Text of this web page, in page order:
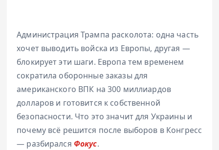
Администрация Трампа расколота: одна часть
хочет выводить войска из Европы, другая —
блокирует эти шаги. Европа тем временем
сократила оборонные заказы для
американского ВПК на 300 миллиардов
долларов и готовится к собственной
безопасности. Что это значит для Украины и
почему всё решится после выборов в Конгресс
— разбирался Фокус.